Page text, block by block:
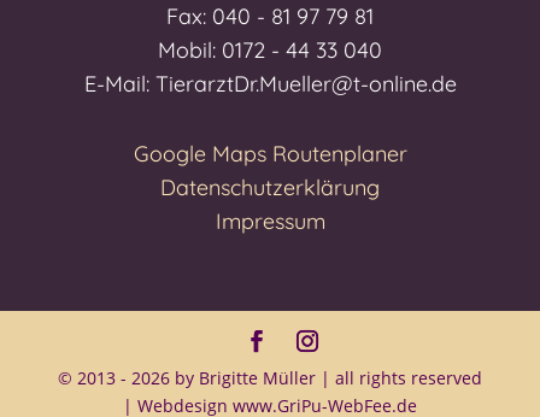
Fax: 040 - 81 97 79 81
Mobil: 0172 - 44 33 040
E-Mail: TierarztDr.Mueller@t-online.de
Google Maps Routenplaner
Datenschutzerklärung
Impressum
© 2013 - 2026 by Brigitte Müller | all rights reserved
| Webdesign www.GriPu-WebFee.de